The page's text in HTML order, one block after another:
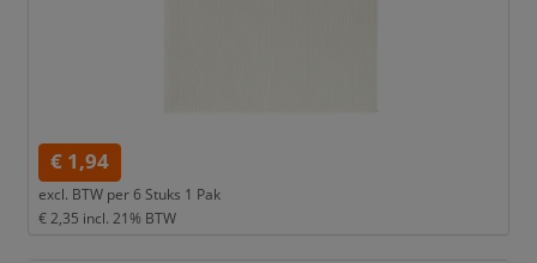
€ 1,94
excl. BTW per6 Stuks 1 Pak
€ 2,35 incl. 21% BTW